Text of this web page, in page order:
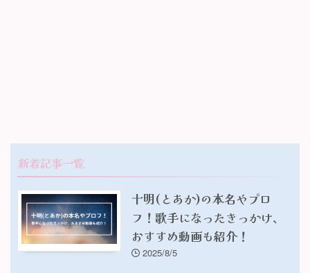
新着記事一覧
十明(とあか)の本名やプロ
フ！歌手になったきっかけ、
おすすめ動画も紹介！
2025/8/5